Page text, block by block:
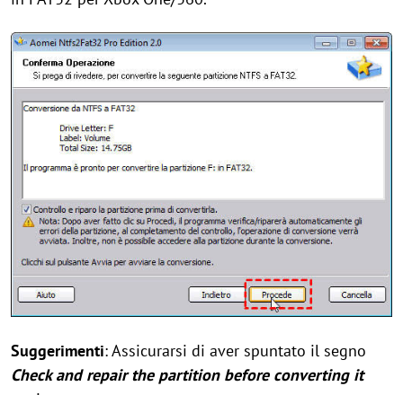
Suggerimenti: Assicurarsi di aver spuntato il segno
Check and repair the partition before converting it